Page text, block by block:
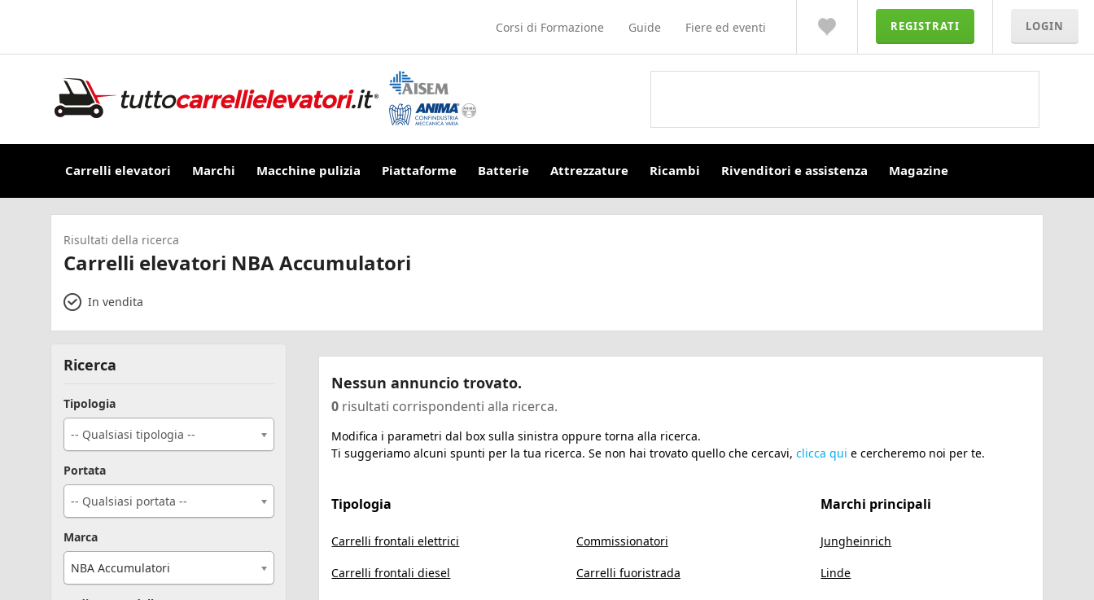
Corsi di Formazione Guide Fiere ed eventi REGISTRATI LOGIN
Carrelli elevatori Marchi Macchine pulizia Piattaforme Batterie Attrezzature Ricambi Rivenditori e assistenza Magazine
Risultati della ricerca
Carrelli elevatori NBA Accumulatori
In vendita
Nessun annuncio trovato.
0 risultati corrispondenti alla ricerca.
Modifica i parametri dal box sulla sinistra oppure torna alla ricerca.
Ti suggeriamo alcuni spunti per la tua ricerca. Se non hai trovato quello che cercavi,clicca qui e cercheremo noi per te.
Tipologia
Carrelli frontali elettrici
Carrelli frontali diesel
Commissionatori
Carrelli fuoristrada
Marchi principali
Jungheinrich
Linde
Ricerca
Tipologia
-- Qualsiasi tipologia --
Portata
-- Qualsiasi portata --
Marca
NBA Accumulatori